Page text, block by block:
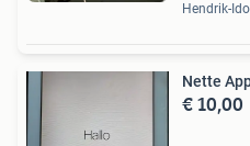
Hendrik-
Nette
€ 10,00